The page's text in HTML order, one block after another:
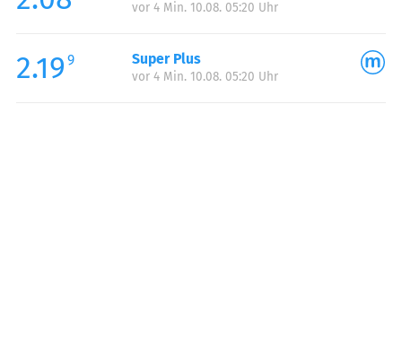
vor 4 Min. 10.08. 05:20 Uhr
2.19 9 Super Plus
vor 4 Min. 10.08. 05:20 Uhr